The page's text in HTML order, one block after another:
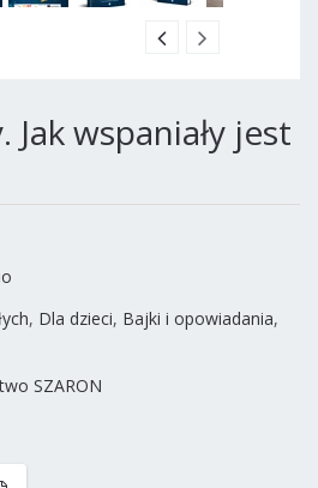
wspaniały jest
Dla dzieci Bajki i opowiadania
SZARON